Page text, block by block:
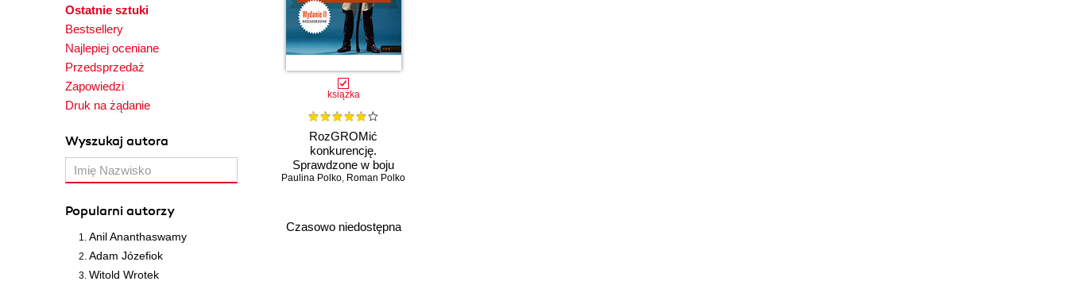
Ostatnie sztuki
Bestsellery
Najlepiej oceniane
Przedsprzedaż
Zapowiedzi
Druk na żądanie
Wyszukaj autora
Popularni autorzy
Anil Ananthaswamy
Adam Józefiok
Witold Wrotek
książka
RozGROMić
konkurencję.
Sprawdzone w boju
strategie dowodzenia,
II rozszerzone. Książka
Paulina Polko, Roman Polko
Czasowo niedostępna